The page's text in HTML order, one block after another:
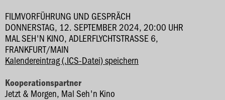
FILMVORFÜHRUNG UND GESPRÄCH
DONNERSTAG, 12. SEPTEMBER 2024, 20:00 UHR
MAL SEH'N KINO, ADLERFLYCHTSTRASSE 6, F
RANKFURT/MAIN
Kalendereintrag (.ICS-Datei) speichern
Kooperationspartner
Jetzt & Morgen, Mal Seh'n Kino